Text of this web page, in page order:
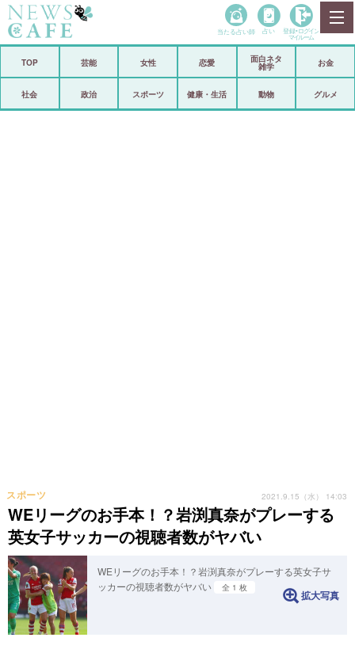
政治
当たる占い師 占い 登録• ログイン
マイルーム
TOP 芸能 女性 恋愛
面白ネタ
雑学
お金
社会 政治 スポーツ 健康・生活 動物 グルメ
WEリーグのお手本！？岩渕真奈がプレーする
英女子サッカーの視聴者数がヤバい
スポーツ 2021.9.15（水） 14:03
WEリーグのお手本！？岩渕真奈がプレーする英女子サ
ッカーの視聴者数がヤバい
全 1 枚
拡大写真